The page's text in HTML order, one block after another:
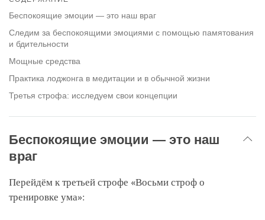
Беспокоящие эмоции — это наш враг
Следим за беспокоящими эмоциями с помощью памятования
и бдительности
Мощные средства
Практика лоджонга в медитации и в обычной жизни
Третья строфа: исследуем свои концепции
Беспокоящие эмоции — это наш
враг
Перейдём к третьей строфе «Восьми строф о
тренировке ума»: